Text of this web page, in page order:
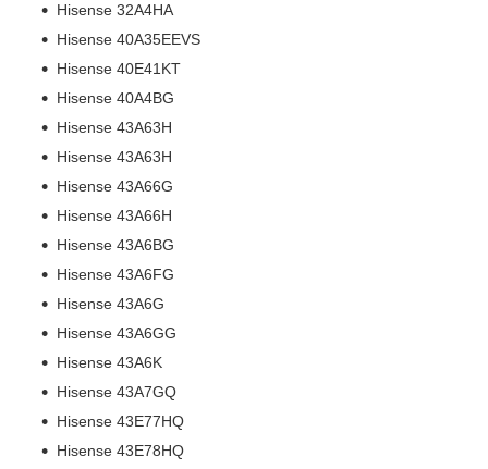
Hisense 32A4HA
Hisense 40A35EEVS
Hisense 40E41KT
Hisense 40А4BG
Hisense 43A63H
Hisense 43A63H
Hisense 43A66G
Hisense 43A66H
Hisense 43A6BG
Hisense 43A6FG
Hisense 43A6G
Hisense 43A6GG
Hisense 43A6K
Hisense 43A7GQ
Hisense 43E77HQ
Hisense 43E78HQ